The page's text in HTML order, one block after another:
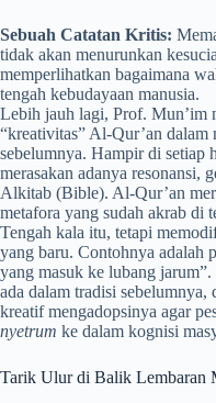
Sebuah Catatan Kritis:
tidak akan menurunkan
memperlihatkan bagaimana
tengah kebudayaan manusia.
Lebih jauh lagi, Prof. Mun’im
“kreativitas” Al-Qur’an dalam
sebelumnya. Hampir di setiap
merasakan adanya resonansi,
Alkitab (Bible). Al-Qur’an
metafora yang sudah akrab di
Tengah kala itu, tetapi
yang baru. Contohnya adalah
yang masuk ke lubang
ada dalam tradisi sebelumnya,
kreatif mengadopsinya agar
nyetrum ke dalam kognisi
Tarik Ulur di Balik Lembaran